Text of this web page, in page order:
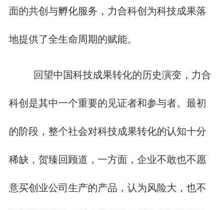
面的共创与孵化服务，力合科创为科技成果落
地提供了全生命周期的赋能。
回望中国科技成果转化的历史演变，力合
科创是其中一个重要的见证者和参与者。最初
的阶段，整个社会对科技成果转化的认知十分
稀缺，贺臻回顾道，一方面，企业不敢也不愿
意买创业公司生产的产品，认为风险大，也不